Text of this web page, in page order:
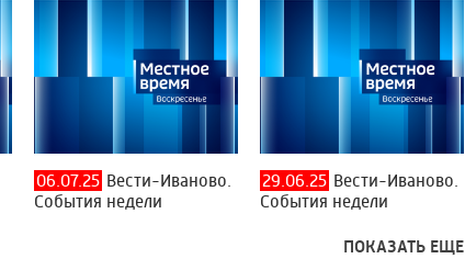
06.07.25 Вести-Иваново.
События недели
29.06.25 Вести-Иваново.
События недели
ПОКАЗАТЬ ЕЩЕ